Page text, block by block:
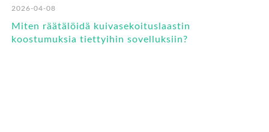
2026-04-08
Miten räätälöidä kuivasekoituslaastin
koostumuksia tiettyihin sovelluksiin?